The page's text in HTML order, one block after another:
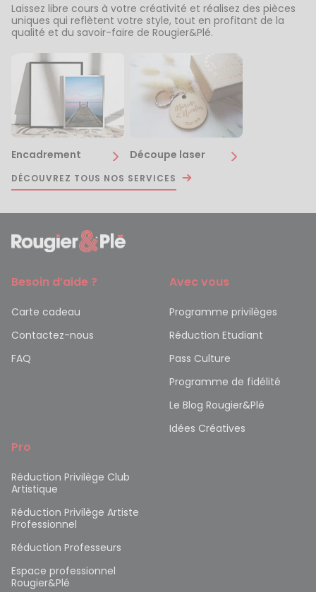
Laissez libre cours à votre créativité et réalisez des pièces
uniques qui reflètent votre style, tout en profitant de la
qualité et du savoir-faire de Rougier&Plé.
Encadrement Découpe laser
DÉCOUVREZ TOUS NOS SERVICES
Besoin d’aide ?
Carte cadeau
Contactez-nous
FAQ
Avec vous
Programme privilèges
Réduction Etudiant
Pass Culture
Programme de fidélité
Le Blog Rougier&Plé
Idées Créatives
Pro
Réduction Privilège Club
Artistique
Réduction Privilège Artiste
Professionnel
Réduction Professeurs
Espace professionnel
Rougier&Plé